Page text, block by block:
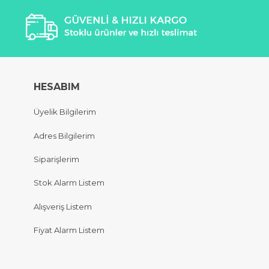
HESABIM
Üyelik Bilgilerim
Adres Bilgilerim
Siparişlerim
Stok Alarm Listem
Alışveriş Listem
Fiyat Alarm Listem